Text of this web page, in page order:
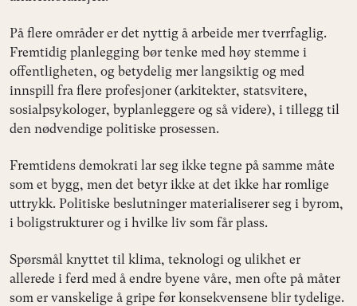
På flere områder er det nyttig å arbeide mer tverrfaglig.
Fremtidig planlegging bør tenke med høy stemme i
offentligheten, og betydelig mer langsiktig og med
innspill fra flere profesjoner (arkitekter, statsvitere,
sosialpsykologer, byplanleggere og så videre), i tillegg til
den nødvendige politiske prosessen.
Fremtidens demokrati lar seg ikke tegne på samme måte
som et bygg, men det betyr ikke at det ikke har romlige
uttrykk. Politiske beslutninger materialiserer seg i byrom,
i boligstrukturer og i hvilke liv som får plass.
Spørsmål knyttet til klima, teknologi og ulikhet er
allerede i ferd med å endre byene våre, men ofte på måter
som er vanskelige å gripe før konsekvensene blir tydelige.